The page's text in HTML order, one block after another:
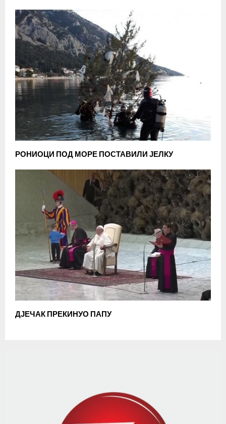
РОНИОЦИ ПОД МОРЕ ПОСТАВИЛИ ЈЕЛКУ
ДЈЕЧАК ПРЕКИНУО ПАПУ